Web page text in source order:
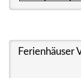
Ferienhäuser